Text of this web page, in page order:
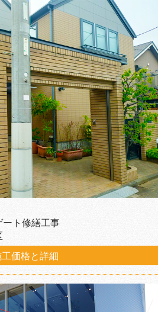
ート修繕工事
工価格と詳細